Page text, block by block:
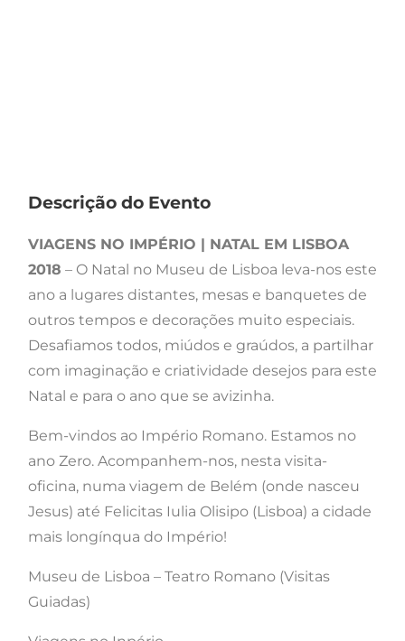
Descrição do Evento
VIAGENS NO IMPÉRIO | NATAL EM LISBOA
2018 – O Natal no Museu de Lisboa leva-nos este
ano a lugares distantes, mesas e banquetes de
outros tempos e decorações muito especiais.
Desafiamos todos, miúdos e graúdos, a partilhar
com imaginação e criatividade desejos para este
Natal e para o ano que se avizinha.
Bem-vindos ao Império Romano. Estamos no
ano Zero. Acompanhem-nos, nesta visita-
oficina, numa viagem de Belém (onde nasceu
Jesus) até Felicitas Iulia Olisipo (Lisboa) a cidade
mais longínqua do Império!
Museu de Lisboa – Teatro Romano (Visitas
Guiadas)